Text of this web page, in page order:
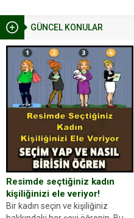
GÜNCEL KONULAR
Resimde seçtiğiniz kadın
kişiliğinizi ele veriyor!
Bir kadın seçin ve kişiliğiniz